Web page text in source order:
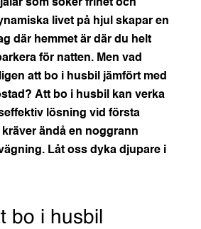
som söker frihet och
livet på hjul skapar en
där hemmet är där du helt
för natten. Men vad
att bo i husbil jämfört med
Att bo i husbil kan verka
lösning vid första
ändå en noggrann
Låt oss dyka djupare i
bo i husbil